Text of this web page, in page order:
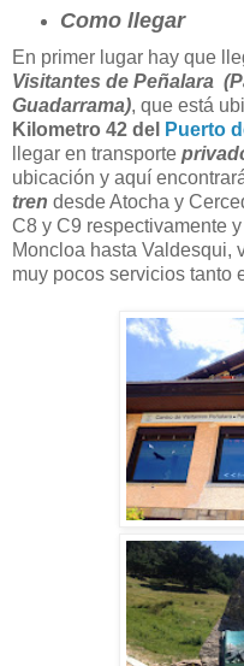
Como llegar
En primer lugar hay que
Visitantes de Peñalara
Guadarrama), que está
Kilometro 42 del
Puerto
llegar en transporte
ubicación y aquí
tren desde Atocha y
C8 y C9 respectivamente
Moncloa hasta Valdesqui,
muy pocos servicios tanto